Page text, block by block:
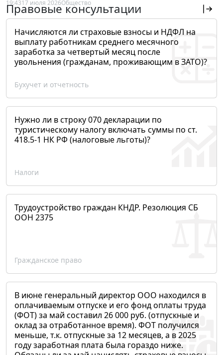
19:4317 июля 2026Общество
Правовые консультации
Начисляются ли страховые взносы и НДФЛ на
выплату работникам среднего месячного
заработка за четвертый месяц после
увольнения (гражданам, проживающим в ЗАТО)?
Бухучет и отчетность
Нужно ли в строку 070 декларации по
туристическому налогу включать суммы по ст.
418.5-1 НК РФ (налоговые льготы)?
Налоги
Трудоустройство граждан КНДР. Резолюция СБ
ООН 2375
Гражданское право
В июне генеральный директор ООО находился в
оплачиваемым отпуске и его фонд оплаты труда
(ФОТ) за май составил 26 000 руб. (отпускные и
оклад за отработанное время). ФОТ получился
меньше, т.к. отпускные за 12 месяцев, а в 2025
году заработная плата была гораздо ниже.